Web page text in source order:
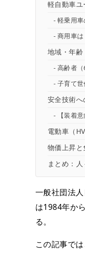
軽自動車
軽乗用車
商用車は
地域・年
高齢者（
子育て
安全技術
【装着
電動車（
物価上昇
まとめ：
一般社団法
は1984年か
る。
この記事で